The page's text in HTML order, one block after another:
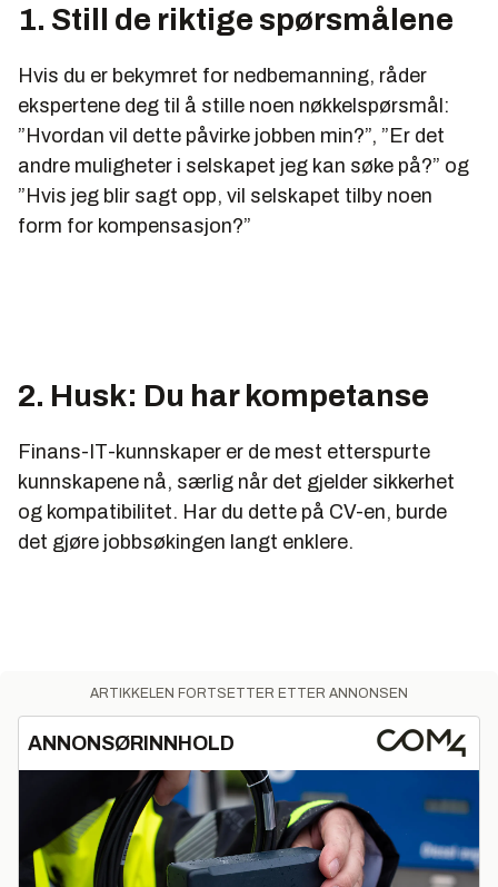
1. Still de riktige spørsmålene
Hvis du er bekymret for nedbemanning, råder
ekspertene deg til å stille noen nøkkelspørsmål:
”Hvordan vil dette påvirke jobben min?”, ”Er det
andre muligheter i selskapet jeg kan søke på?” og
”Hvis jeg blir sagt opp, vil selskapet tilby noen
form for kompensasjon?”
2. Husk: Du har kompetanse
Finans-IT-kunnskaper er de mest etterspurte
kunnskapene nå, særlig når det gjelder sikkerhet
og kompatibilitet. Har du dette på CV-en, burde
det gjøre jobbsøkingen langt enklere.
ARTIKKELEN FORTSETTER ETTER ANNONSEN
ANNONSØRINNHOLD